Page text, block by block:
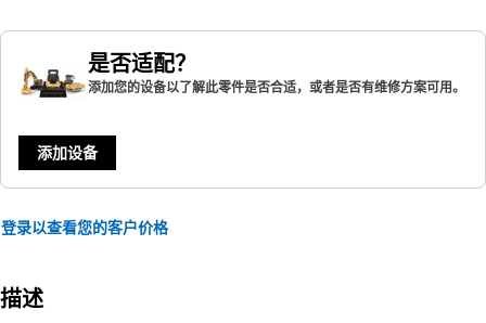
是否适配？
添加您的设备以了解此零件是否合适，或者是否有维修方案可用。
添加设备
登录以查看您的客户价格
描述